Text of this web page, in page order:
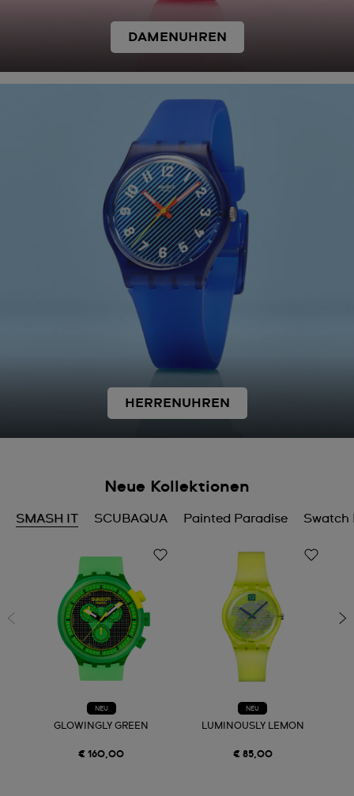
DAMENUHREN
HERRENUHREN
Neue Kollektionen
SMASH IT SCUBAQUA Painted Paradise Swatch
NEU
GLOWINGLY GREEN
€ 160,00
NEU
LUMINOUSLY LEMON
€ 85,00